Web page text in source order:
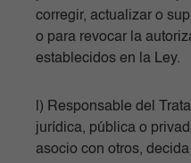
corregir, actualizar o
o para revocar la
establecidos en la Ley.
l) Responsable del
jurídica, pública o
asocio con otros,